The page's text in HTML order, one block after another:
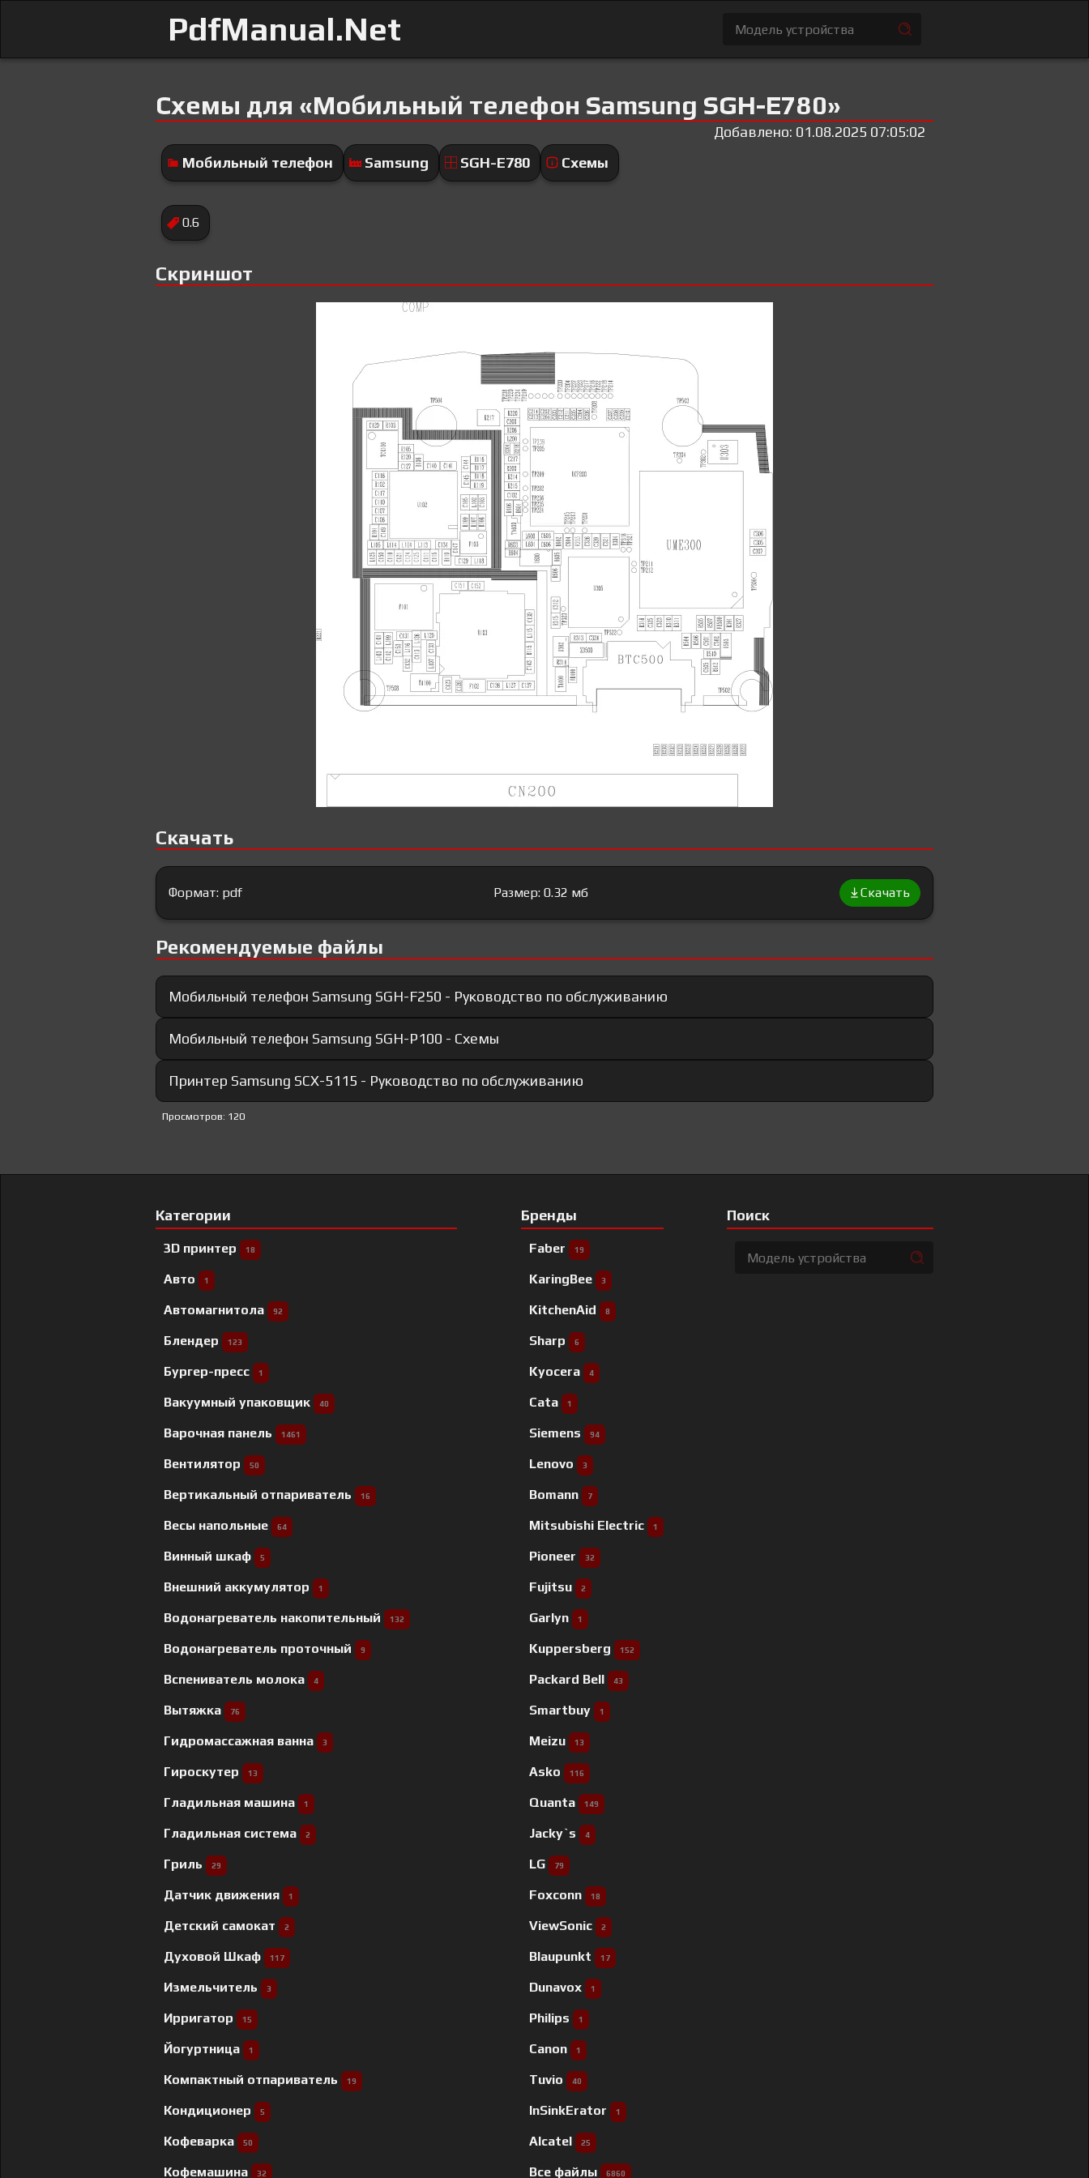
PdfManual.Net
Схемы для «Мобильный телефон Samsung SGH-E780»
Добавлено: 01.08.2025 07:05:02
Мобильный телефон
Samsung SGH-E780 Схемы
0.6
Скриншот
Скачать
Формат: pdf Размер: 0.32 мб Скачать
Рекомендуемые файлы
Мобильный телефон Samsung SGH-F250 - Руководство по обслуживанию
Мобильный телефон Samsung SGH-P100 - Схемы
Принтер Samsung SCX-5115 - Руководство по обслуживанию
Просмотров: 120
Категории
3D принтер 18
Авто 1
Автомагнитола 92
Блендер 123
Бургер-пресс 1
Вакуумный упаковщик 40
Варочная панель 1461
Вентилятор 50
Вертикальный отпариватель 16
Весы напольные 64
Винный шкаф 5
Внешний аккумулятор 1
Водонагреватель накопительный 132
Водонагреватель проточный 9
Вспениватель молока 4
Вытяжка 76
Гидромассажная ванна 3
Гироскутер 13
Гладильная машина 1
Гладильная система 2
Гриль 29
Датчик движения 1
Детский самокат 2
Духовой Шкаф 117
Измельчитель 3
Ирригатор 15
Йогуртница 1
Компактный отпариватель 19
Кондиционер 5
Кофеварка 50
Кофемашина 32
Бренды
Faber 19
KaringBee 3
KitchenAid 8
Sharp 6
Kyocera 4
Cata 1
Siemens 94
Lenovo 3
Bomann 7
Mitsubishi Electric 1
Pioneer 32
Fujitsu 2
Garlyn 1
Kuppersberg 152
Packard Bell 43
Smartbuy 1
Meizu 13
Asko 116
Quanta 149
Jacky`s 4
LG 79
Foxconn 18
ViewSonic 2
Blaupunkt 17
Dunavox 1
Philips 1
Canon 1
Tuvio 40
InSinkErator 1
Alcatel 25
Все файлы 6860
Поиск